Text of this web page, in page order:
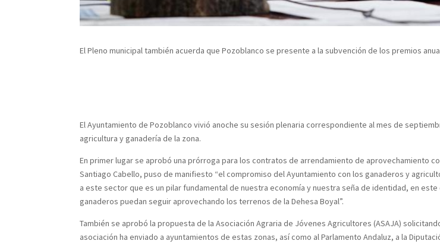
El Pleno municipal también acuerda que Pozoblanco se presente a la subvención de los premios
El Ayuntamiento de Pozoblanco vivió anoche su sesión plenaria correspondiente al mes de
agricultura y ganadería de la zona.
En primer lugar se aprobó una prórroga para los contratos de arrendamiento de aprovechamiento
Santiago Cabello, puso de manifiesto “el compromiso del Ayuntamiento con los ganaderos y
a este sector que es un pilar fundamental de nuestra economía y nuestra seña de identidad, en
ganaderos puedan seguir aprovechando los terrenos de la Dehesa Boyal”.
También se aprobó la propuesta de la Asociación Agraria de Jóvenes Agricultores (ASAJA)
asociación ha enviado a ayuntamientos de estas zonas, así como al Parlamento Andaluz, a la